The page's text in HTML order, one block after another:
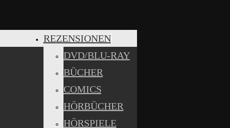
REZENSIONEN
DVD/BLU-RAY
BÜCHER
COMICS
HÖRBÜCHER
HÖRSPIELE